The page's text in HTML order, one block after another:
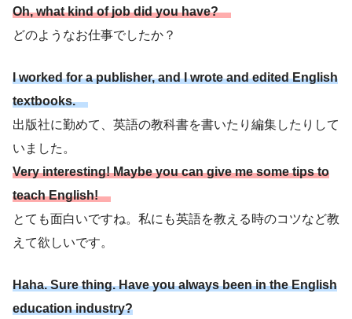
Oh, what kind of job did you have?
どのようなお仕事でしたか？
I worked for a publisher, and I wrote and edited English
textbooks.
出版社に勤めて、英語の教科書を書いたり編集したりして
いました。
Very interesting! Maybe you can give me some tips to
teach English!
とても面白いですね。私にも英語を教える時のコツなど教
えて欲しいです。
Haha. Sure thing. Have you always been in the English
education industry?